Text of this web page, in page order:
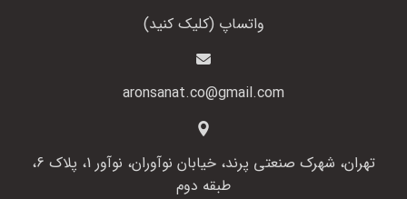
واتساپ (کلیک کنید)
aronsanat.co@gmail.com
تهران، شهرک صنعتی پرند، خیابان نوآوران، نوآور 1، پلاک 6،
طبقه دوم